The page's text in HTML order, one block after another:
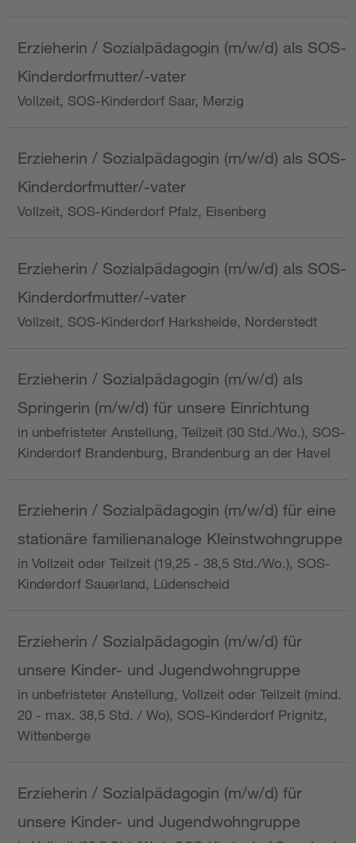
Erzieherin / Sozialpädagogin (m/w/d) als SOS-
Kinderdorfmutter/-vater
Vollzeit, SOS-Kinderdorf Saar, Merzig
Erzieherin / Sozialpädagogin (m/w/d) als SOS-
Kinderdorfmutter/-vater
Vollzeit, SOS-Kinderdorf Pfalz, Eisenberg
Erzieherin / Sozialpädagogin (m/w/d) als SOS-
Kinderdorfmutter/-vater
Vollzeit, SOS-Kinderdorf Harksheide, Norderstedt
Erzieherin / Sozialpädagogin (m/w/d) als
Springerin (m/w/d) für unsere Einrichtung
in unbefristeter Anstellung, Teilzeit (30 Std./Wo.), SOS-
Kinderdorf Brandenburg, Brandenburg an der Havel
Erzieherin / Sozialpädagogin (m/w/d) für eine
stationäre familienanaloge Kleinstwohngruppe
in Vollzeit oder Teilzeit (19,25 - 38,5 Std./Wo.), SOS-
Kinderdorf Sauerland, Lüdenscheid
Erzieherin / Sozialpädagogin (m/w/d) für
unsere Kinder- und Jugendwohngruppe
in unbefristeter Anstellung, Vollzeit oder Teilzeit (mind.
20 - max. 38,5 Std. / Wo), SOS-Kinderdorf Prignitz,
Wittenberge
Erzieherin / Sozialpädagogin (m/w/d) für
unsere Kinder- und Jugendwohngruppe